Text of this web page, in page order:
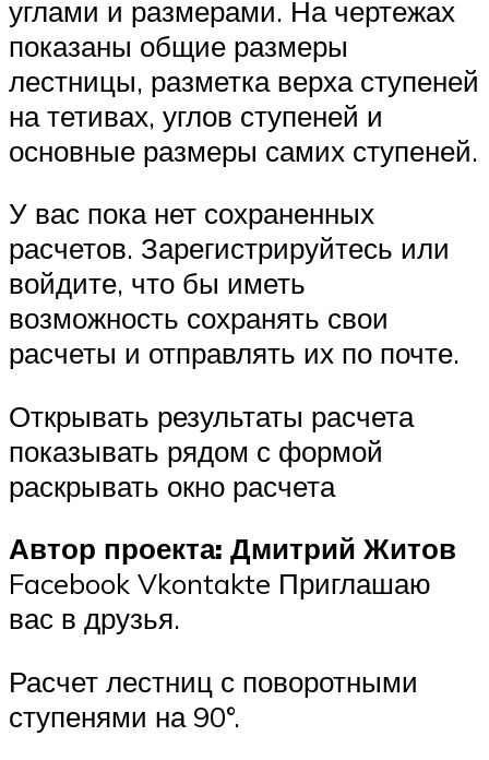
углами и размерами. На чертежах
показаны общие размеры
лестницы, разметка верха ступеней
на тетивах, углов ступеней и
основные размеры самих ступеней.
У вас пока нет сохраненных
расчетов. Зарегистрируйтесь или
войдите, что бы иметь
возможность сохранять свои
расчеты и отправлять их по почте.
Открывать результаты расчета
показывать рядом с формой
раскрывать окно расчета
Автор проекта: Дмитрий Житов
Facebook Vkontakte Приглашаю
вас в друзья.
Расчет лестниц с поворотными
ступенями на 90°.